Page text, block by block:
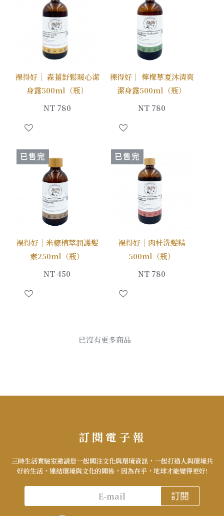
裸得好｜ 森薑舒鬆暖心潔
身露500ml（瓶）
NT 780
裸得好｜ 檸檬草夏沐清爽
潔身露500ml（瓶）
NT 780
已售完
裸得好｜米糠植萃潤護髮
素250ml（瓶）
NT 450
已售完
裸得好｜肉桂洗髮精
500ml（瓶）
NT 780
已沒有更多商品
訂閱電子報
三時生活實驗室邀請您一起關注文化與環境資訊，一起打造人與環境共
好的生活，連結環境與文化的關係，因為在乎，地球才能變得更好!
訂閱